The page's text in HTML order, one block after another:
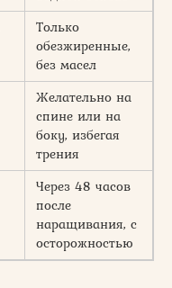
Только
обезжиренные,
без масел
Желательно на
спине или на
боку, избегая
трения
Через 48 часов
после
наращивания, с
осторожностью